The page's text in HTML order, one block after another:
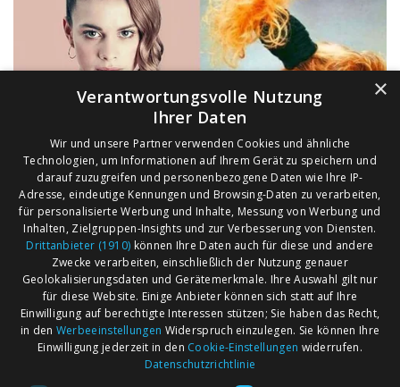
AGB
Impressum
Märkte nach Bundesländern
Märkte nach PLZ
Märkte nach Umkreis
×
Verantwortungsvolle Nutzung
Ihrer Daten
Wir und unsere Partner verwenden Cookies und ähnliche
Technologien, um Informationen auf Ihrem Gerät zu speichern und
darauf zuzugreifen und personenbezogene Daten wie Ihre IP-
Adresse, eindeutige Kennungen und Browsing-Daten zu verarbeiten,
für personalisierte Werbung und Inhalte, Messung von Werbung und
Inhalten, Zielgruppen-Insights und zur Verbesserung von Diensten.
Drittanbieter (1910) können Ihre Daten auch für diese und andere
Zwecke verarbeiten, einschließlich der Nutzung genauer
Geolokalisierungsdaten und Gerätemerkmale. Ihre Auswahl gilt nur
für diese Website. Einige Anbieter können sich statt auf Ihre
Einwilligung auf berechtigte Interessen stützen; Sie haben das Recht,
in den Werbeeinstellungen Widerspruch einzulegen. Sie können Ihre
Einwilligung jederzeit in den Cookie-Einstellungen widerrufen.
Datenschutzrichtlinie